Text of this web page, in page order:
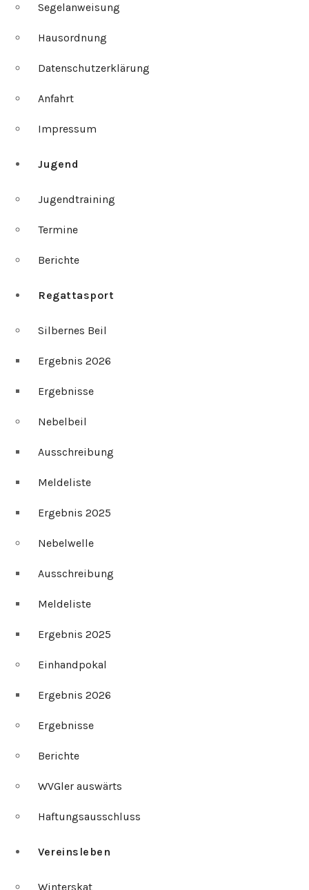
Segelanweisung
Hausordnung
Datenschutzerklärung
Anfahrt
Impressum
Jugend
Jugendtraining
Termine
Berichte
Regattasport
Silbernes Beil
Ergebnis 2026
Ergebnisse
Nebelbeil
Ausschreibung
Meldeliste
Ergebnis 2025
Nebelwelle
Ausschreibung
Meldeliste
Ergebnis 2025
Einhandpokal
Ergebnis 2026
Ergebnisse
Berichte
WVGler auswärts
Haftungsausschluss
Vereinsleben
Winterskat